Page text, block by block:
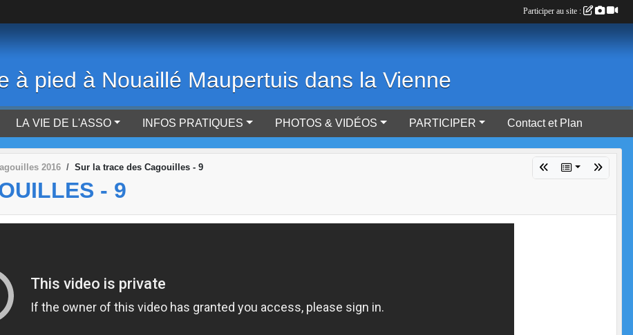
à pied à Nouaillé Maupertuis dans la Vienne
LA VIE DE L'ASSO INFOS PRATIQUES PHOTOS & VIDÉOS PARTICIPER Contact et Plan
2016 Sur la trace des Cagouilles - 9
- 9
Participer au site :